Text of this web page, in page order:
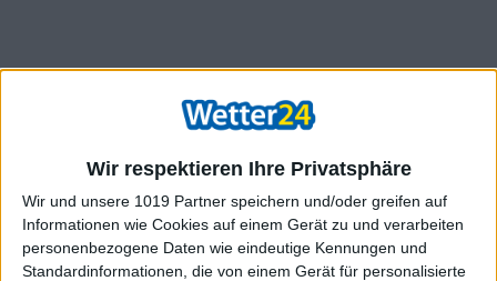
Wir respektieren Ihre Privatsphäre
Wir und unsere 1019 Partner speichern und/oder greifen auf
Informationen wie Cookies auf einem Gerät zu und verarbeiten
personenbezogene Daten wie eindeutige Kennungen und
Standardinformationen, die von einem Gerät für personalisierte